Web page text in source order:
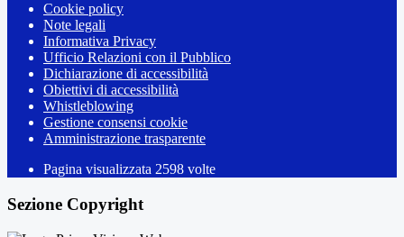
Cookie policy
Note legali
Informativa Privacy
Ufficio Relazioni con il Pubblico
Dichiarazione di accessibilità
Obiettivi di accessibilità
Whistleblowing
Gestione consensi cookie
Amministrazione trasparente
Pagina visualizzata 2598 volte
Sezione Copyright